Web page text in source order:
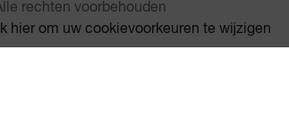
rechten voorbehouden
hier om uw cookievoorkeuren te wijzigen